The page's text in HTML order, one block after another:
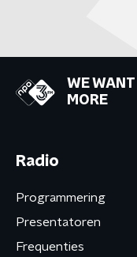
WE WANT
MORE
Radio
Programmering
Presentatoren
Frequenties